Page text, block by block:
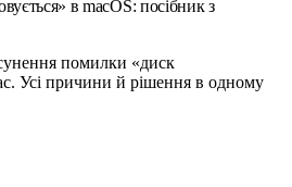
в macOS: посібник з
помилки «диск
Усі причини й рішення в одному